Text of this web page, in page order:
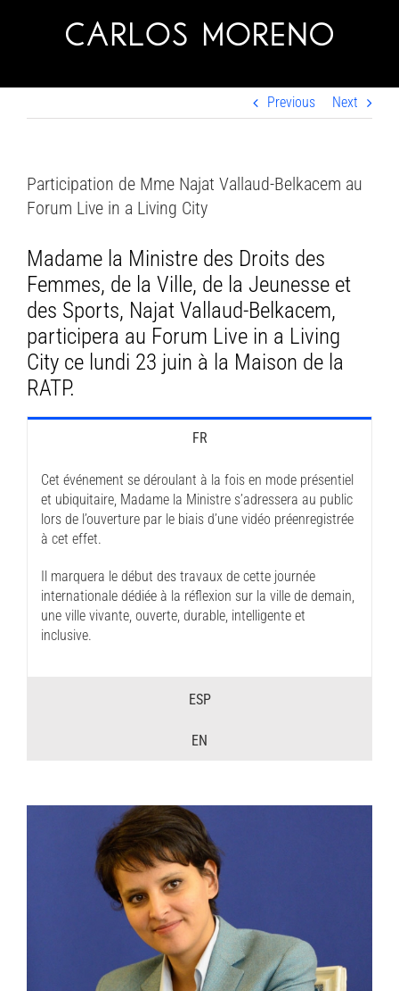
Previous Next
Participation de Mme Najat Vallaud-Belkacem au
Forum Live in a Living City
Madame la Ministre des Droits des
Femmes, de la Ville, de la Jeunesse et
des Sports, Najat Vallaud-Belkacem,
participera au Forum Live in a Living
City ce lundi 23 juin à la Maison de la
RATP.
FR
Cet événement se déroulant à la fois en mode présentiel
et ubiquitaire, Madame la Ministre s’adressera au public
lors de l’ouverture par le biais d’une vidéo préenregistrée
à cet effet.
Il marquera le début des travaux de cette journée
internationale dédiée à la réflexion sur la ville de demain,
une ville vivante, ouverte, durable, intelligente et
inclusive.
ESP
EN